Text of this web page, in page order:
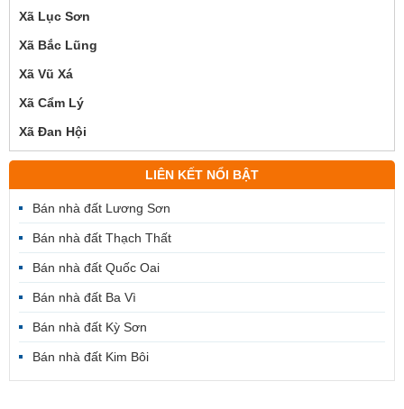
Xã Lục Sơn
Xã Bắc Lũng
Xã Vũ Xá
Xã Cẩm Lý
Xã Đan Hội
LIÊN KẾT NỔI BẬT
Bán nhà đất Lương Sơn
Bán nhà đất Thạch Thất
Bán nhà đất Quốc Oai
Bán nhà đất Ba Vì
Bán nhà đất Kỳ Sơn
Bán nhà đất Kim Bôi